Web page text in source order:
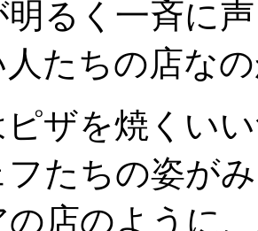
るく一斉に
人たちの店な
ピザを焼くい
たちの姿が
の店のように